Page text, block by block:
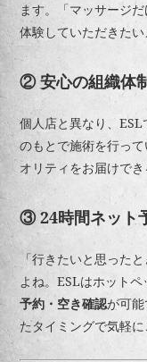
ます。「マッサージ
体験していただきたい
② 安心の組織体
個人店と異なり、ESL
のもとで施術を行っ
オリティをお届けでき
③ 24時間ネット
「行きたいと思った
よね。ESLはホット
予約・空き確認が可
たタイミングで気軽に